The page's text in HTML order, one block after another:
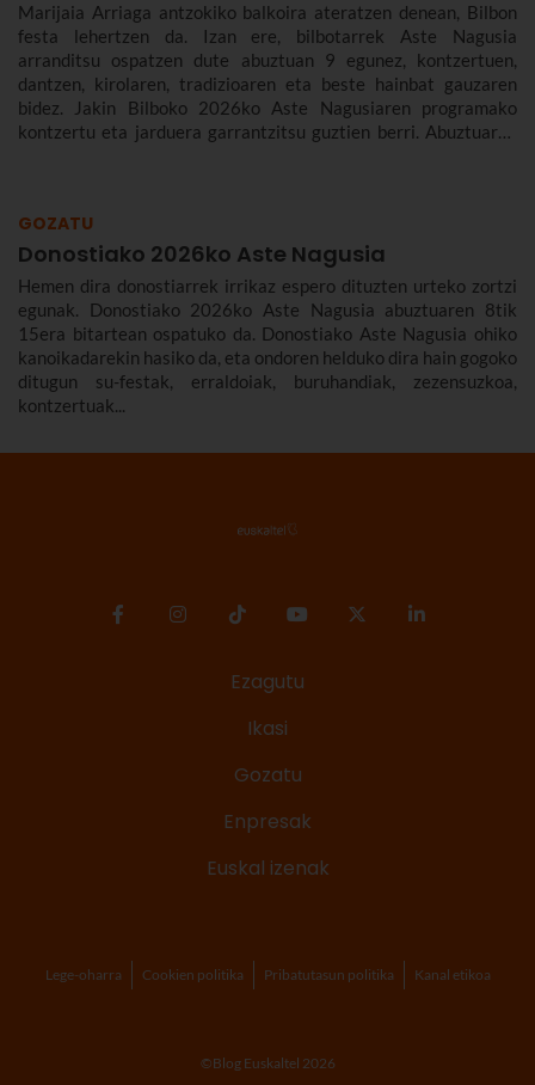
Marijaia Arriaga antzokiko balkoira ateratzen denean, Bilbon
festa lehertzen da. Izan ere, bilbotarrek Aste Nagusia
arranditsu ospatzen dute abuztuan 9 egunez, kontzertuen,
dantzen, kirolaren, tradizioaren eta beste hainbat gauzaren
bidez. Jakin Bilboko 2026ko Aste Nagusiaren programako
kontzertu eta jarduera garrantzitsu guztien berri. Abuztuaren
GOZATU
Donostiako 2026ko Aste Nagusia
Hemen dira donostiarrek irrikaz espero dituzten urteko zortzi
egunak. Donostiako 2026ko Aste Nagusia abuztuaren 8tik
15era bitartean ospatuko da. Donostiako Aste Nagusia ohiko
kanoikadarekin hasiko da, eta ondoren helduko dira hain gogoko
ditugun su-festak, erraldoiak, buruhandiak, zezensuzkoa,
kontzertuak...
Ezagutu
Ikasi
Gozatu
Enpresak
Euskal izenak
Lege-oharra Cookien politika Pribatutasun politika Kanal etikoa
©Blog Euskaltel 2026